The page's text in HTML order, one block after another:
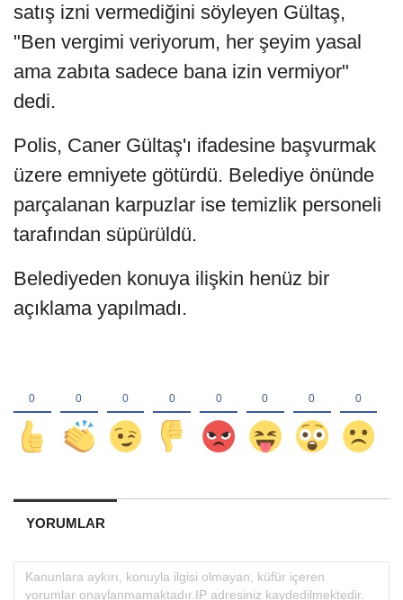
satış izni vermediğini söyleyen Gültaş,
"Ben vergimi veriyorum, her şeyim yasal
ama zabıta sadece bana izin vermiyor"
dedi.
Polis, Caner Gültaş'ı ifadesine başvurmak
üzere emniyete götürdü. Belediye önünde
parçalanan karpuzlar ise temizlik personeli
tarafından süpürüldü.
Belediyeden konuya ilişkin henüz bir
açıklama yapılmadı.
YORUMLAR